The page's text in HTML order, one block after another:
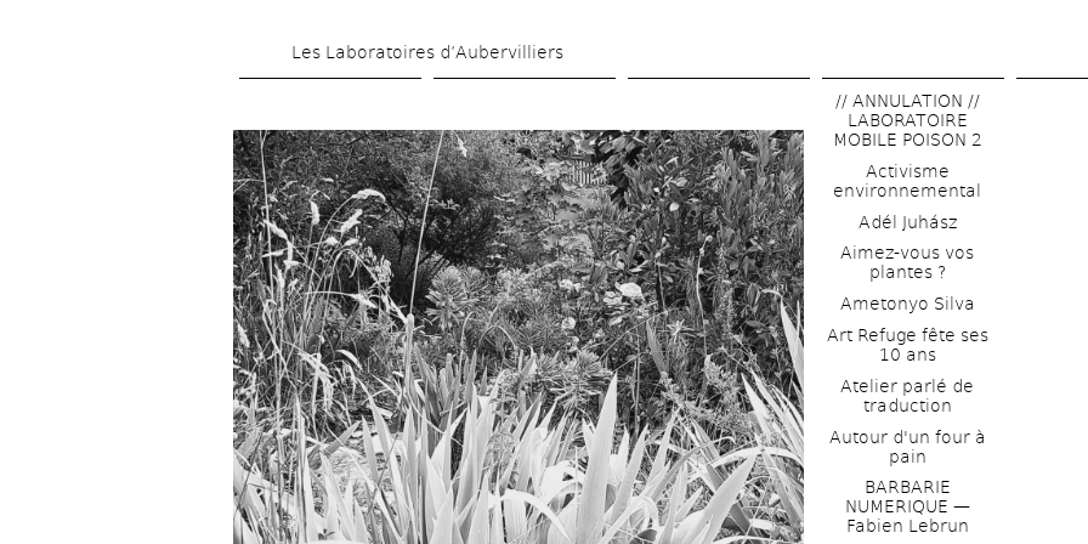
contenu
Les Laboratoires d’Aubervilliers
// ANNULATION //
LABORATOIRE
MOBILE POISON 2
Activisme
environnemental
Adél Juhász
Aimez-vous vos
plantes ?
Ametonyo Silva
Art Refuge fête ses
10 ans
Atelier parlé de
traduction
Autour d'un four à
pain
BARBARIE
NUMERIQUE —
Fabien Lebrun